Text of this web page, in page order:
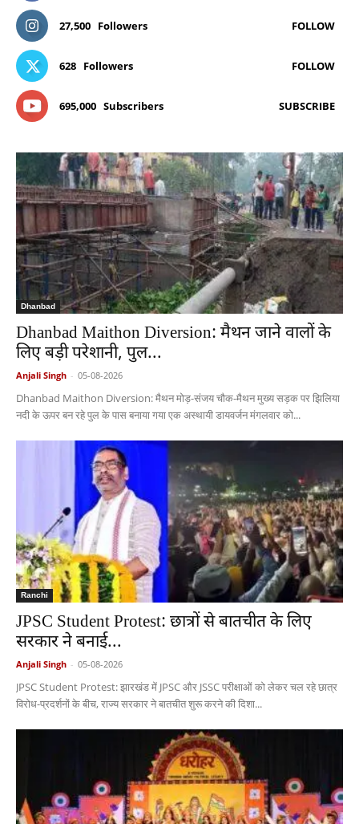
27,500 Followers FOLLOW
628 Followers FOLLOW
695,000 Subscribers SUBSCRIBE
Dhanbad
Dhanbad Maithon Diversion: मैथन जाने वालों के
लिए बड़ी परेशानी, पुल...
Anjali Singh - 05-08-2026
Dhanbad Maithon Diversion: मैथन मोड़-संजय चौक-मैथन मुख्य सड़क पर झिलिया
नदी के ऊपर बन रहे पुल के पास बनाया गया एक अस्थायी डायवर्जन मंगलवार को...
Ranchi
JPSC Student Protest: छात्रों से बातचीत के लिए
सरकार ने बनाई...
Anjali Singh - 05-08-2026
JPSC Student Protest: झारखंड में JPSC और JSSC परीक्षाओं को लेकर चल रहे छात्र
विरोध-प्रदर्शनों के बीच, राज्य सरकार ने बातचीत शुरू करने की दिशा...